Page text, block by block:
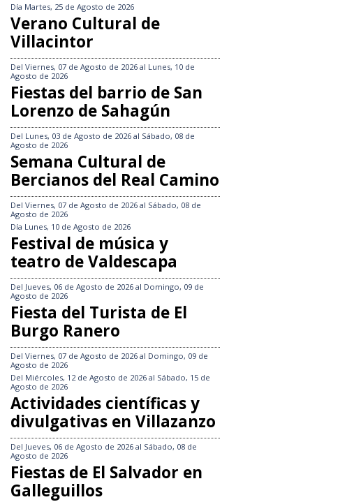
Día Martes, 25 de Agosto de 2026
Verano Cultural de
Villacintor
Del Viernes, 07 de Agosto de 2026 al Lunes, 10 de
Agosto de 2026
Fiestas del barrio de San
Lorenzo de Sahagún
Del Lunes, 03 de Agosto de 2026 al Sábado, 08 de
Agosto de 2026
Semana Cultural de
Bercianos del Real Camino
Del Viernes, 07 de Agosto de 2026 al Sábado, 08 de
Agosto de 2026
Día Lunes, 10 de Agosto de 2026
Festival de música y
teatro de Valdescapa
Del Jueves, 06 de Agosto de 2026 al Domingo, 09 de
Agosto de 2026
Fiesta del Turista de El
Burgo Ranero
Del Viernes, 07 de Agosto de 2026 al Domingo, 09 de
Agosto de 2026
Del Miércoles, 12 de Agosto de 2026 al Sábado, 15 de
Agosto de 2026
Actividades científicas y
divulgativas en Villazanzo
Del Jueves, 06 de Agosto de 2026 al Sábado, 08 de
Agosto de 2026
Fiestas de El Salvador en
Galleguillos